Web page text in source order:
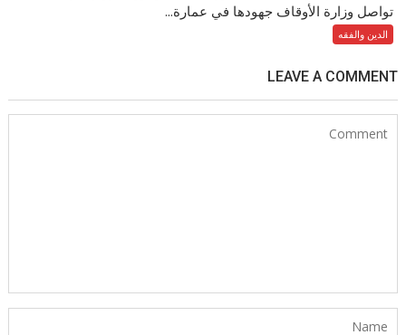
تواصل وزارة الأوقاف جهودها في عمارة...
الدين والفقه
LEAVE A COMMENT